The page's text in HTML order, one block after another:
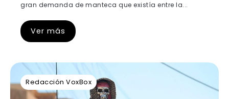
gran demanda de manteca que existía entre la...
Ver más
Redacción VoxBox